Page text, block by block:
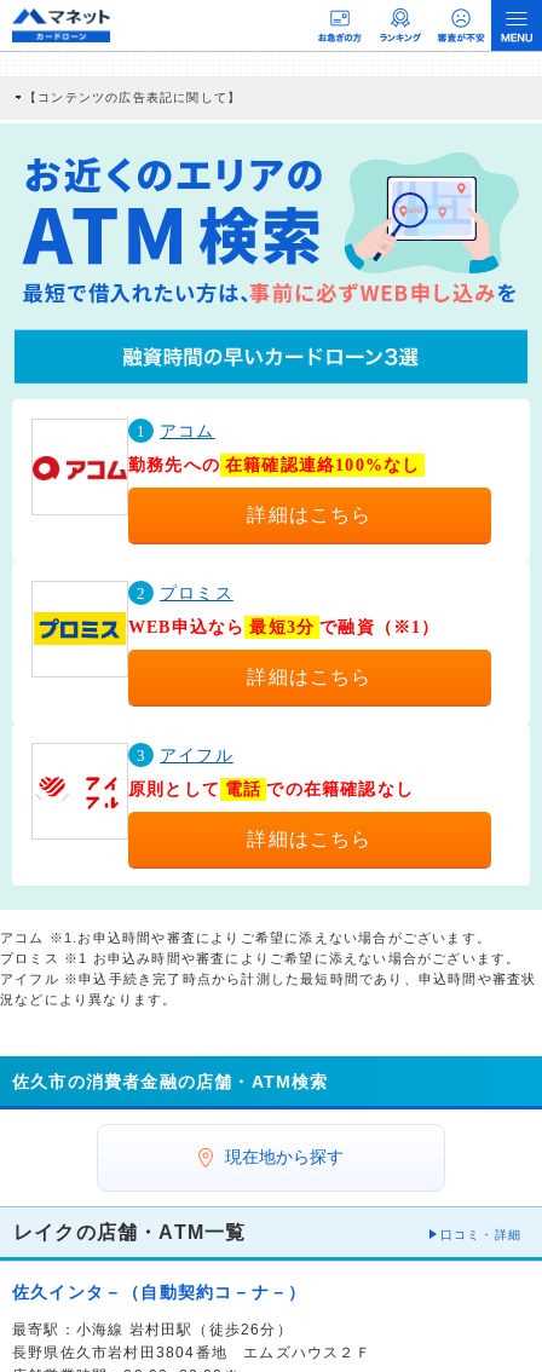
【コンテンツの広告表記に関して】
社に対して企業から紹介報酬が支払われるという収益モデルです。 ただし、特定の
商品を根拠なくPRするものではなく、当編集部の調査／ユーザーへの口コミ収集な
どに基づき、公平性を担保した情報提供を行っています。
>提携企業一覧
1
アコム
勤務先への 在籍確認連絡100%なし
詳細はこちら
2
プロミス
WEB申込なら 最短3分 で融資（※1）
詳細はこちら
3
アイフル
原則として 電話 での在籍確認なし
詳細はこちら
アコム ※1.お申込時間や審査によりご希望に添えない場合がございます。
プロミス ※1 お申込み時間や審査によりご希望に添えない場合がございます。
アイフル ※申込手続き完了時点から計測した最短時間であり、申込時間や審査状
況などにより異なります。
佐久市の消費者金融の店舗・ATM検索
現在地から探す
レイクの店舗・ATM一覧 口コミ・詳細
佐久インタ－（自動契約コ－ナ－）
最寄駅：小海線 岩村田駅（徒歩26分）
長野県佐久市岩村田3804番地 エムズハウス２Ｆ